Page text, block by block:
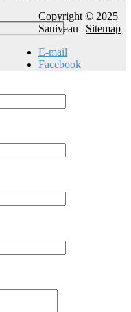
Copyright © 2025
Saniveau | Sitemap
E-mail
Facebook